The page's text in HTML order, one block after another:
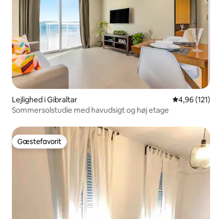
Lejlighed i Gibraltar 4,96 ud af 5 i
4,96 (121)
Sommersolstudie med havudsigt og høj etage
Gæstefavorit
Gæstefavorit